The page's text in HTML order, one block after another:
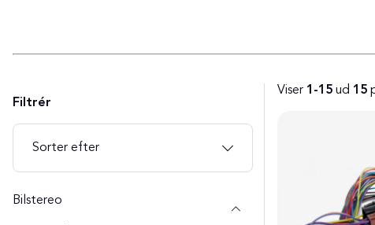
Filtrér
Sorter efter
Bilstereo
Viser 1-15 ud 15